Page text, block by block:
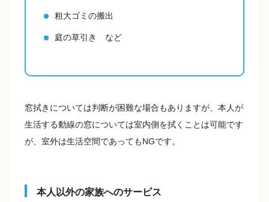
粗大ゴミの搬出
庭の草引き など
窓拭きについては判断が困難な場合もありますが、本人が
生活する動線の窓については室内側を拭くことは可能です
が、室外は生活空間であってもNGです。
本人以外の家族へのサービス